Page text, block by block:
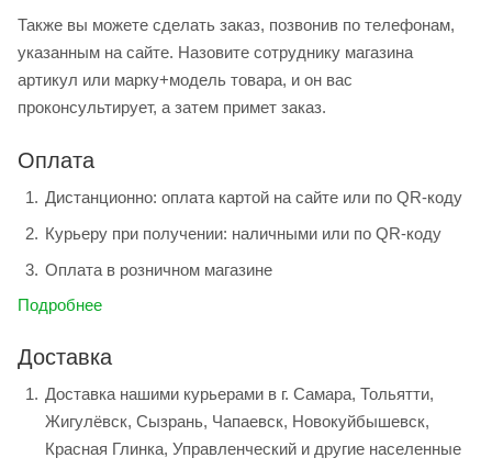
Также вы можете сделать заказ, позвонив по телефонам,
указанным на сайте. Назовите сотруднику магазина
артикул или марку+модель товара, и он вас
проконсультирует, а затем примет заказ.
Оплата
Дистанционно: оплата картой на сайте или по QR-коду
Курьеру при получении: наличными или по QR-коду
Оплата в розничном магазине
Подробнее
Доставка
Доставка нашими курьерами в г. Самара, Тольятти,
Жигулёвск, Сызрань, Чапаевск, Новокуйбышевск,
Красная Глинка, Управленческий и другие населенные